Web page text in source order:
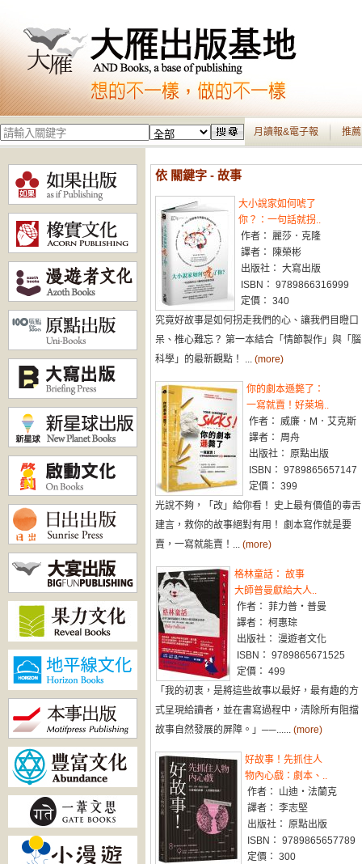
月讀報&電子報 推
依 關鍵字 - 故事
大小說家如何唬了
你？：一句話就拐..
作者： 麗莎．克隆
譯者： 陳榮彬
出版社： 大寫出版
ISBN： 9789866316999
定價： 340
究竟好故事是如何拐走我們的心、讓我們目瞪口
呆、椎心難忘？ 第一本結合「情節製作」與「腦
科學」的最新觀點！ ... (more)
你的劇本遜斃了：
一寫就賣！好萊塢..
作者： 威廉．M．艾克斯
譯者： 周舟
出版社： 原點出版
ISBN： 9789865657147
定價： 399
光說不夠，「改」給你看！ 史上最有價值的毒舌
建言，救你的故事絕對有用！ 劇本寫作就是要
賣，一寫就能賣！... (more)
格林童話： 故事
大師普曼獻給大人..
作者： 菲力普‧普曼
譯者： 柯惠琮
出版社： 漫遊者文化
ISBN： 9789865671525
定價： 499
「我的初衷，是將這些故事以最好，最有趣的方
式呈現給讀者，並在書寫過程中，清除所有阻擋
故事自然發展的屏障。」──...... (more)
好故事！先抓住人
物內心戲：劇本、..
作者： 山迪‧法蘭克
譯者： 李志堅
出版社： 原點出版
ISBN： 9789865657789
定價： 300